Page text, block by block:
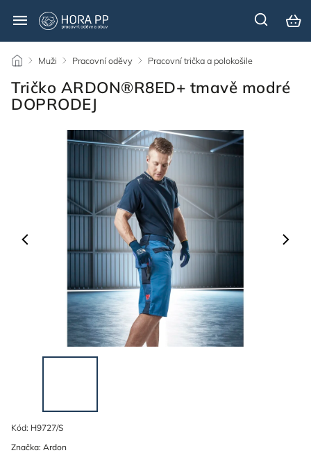
/ Muži / Pracovní oděvy / Pracovní trička a polokošile
Tričko ARDON®R8ED+ tmavě modré
DOPRODEJ
Kód: H9727/S
Značka: Ardon